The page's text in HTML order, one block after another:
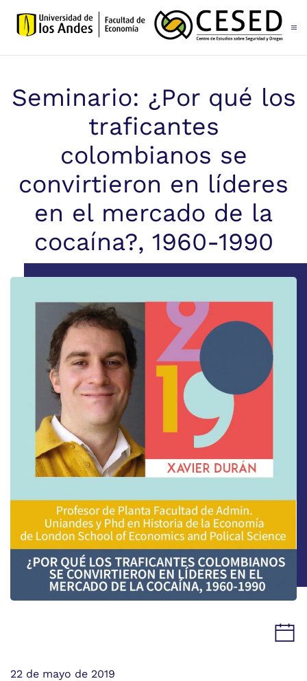
Skip to main content
Seminario: ¿Por qué los
traficantes
colombianos se
convirtieron en líderes
en el mercado de la
cocaína?, 1960-1990
22 de mayo de 2019